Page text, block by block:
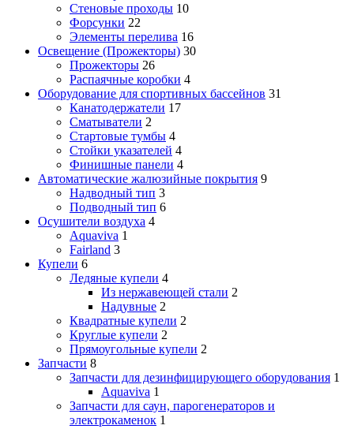
Стеновые проходы 10
Форсунки 22
Элементы перелива 16
Освещение (Прожекторы) 30
Прожекторы 26
Распаячные коробки 4
Оборудование для спортивных бассейнов 31
Канатодержатели 17
Сматыватели 2
Стартовые тумбы 4
Стойки указателей 4
Финишные панели 4
Автоматические жалюзийные покрытия 9
Надводный тип 3
Подводный тип 6
Осушители воздуха 4
Aquaviva 1
Fairland 3
Купели 6
Ледяные купели 4
Из нержавеющей стали 2
Надувные 2
Квадратные купели 2
Круглые купели 2
Прямоугольные купели 2
Запчасти 8
Запчасти для дезинфицирующего оборудования 1
Aquaviva 1
Запчасти для саун, парогенераторов и
электрокаменок 1